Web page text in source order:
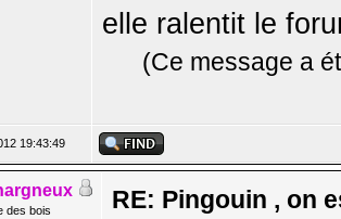
elle ralentit le
(Ce message a
19:43:49
des bois RE: Pingouin , on